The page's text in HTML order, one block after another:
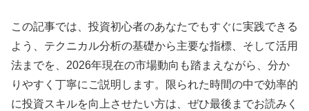
この記事では、投資初心者のあなたでもすぐに実践できる
よう、テクニカル分析の基礎から主要な指標、そして活用
法までを、2026年現在の市場動向も踏まえながら、分か
りやすく丁寧にご説明します。限られた時間の中で効率的
に投資スキルを向上させたい方は、ぜひ最後までお読みく